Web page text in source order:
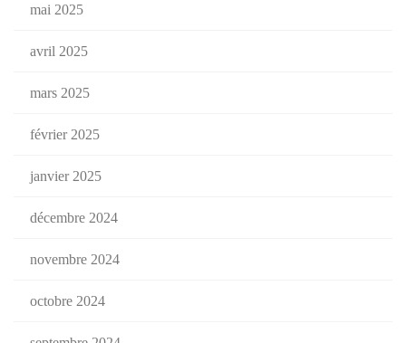
mai 2025
avril 2025
mars 2025
février 2025
janvier 2025
décembre 2024
novembre 2024
octobre 2024